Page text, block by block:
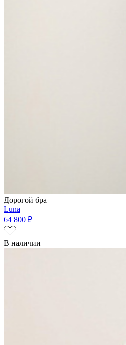
Дорогой бра
Luna
64 800 ₽
В наличии